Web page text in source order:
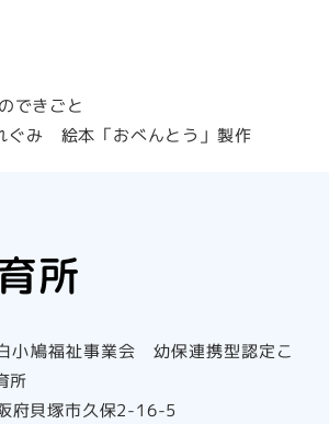
できごと
ぐみ 絵本「おべんとう」製作
小鳩福祉事業会 幼保連携型認定こ
所
府貝塚市久保2-16-5